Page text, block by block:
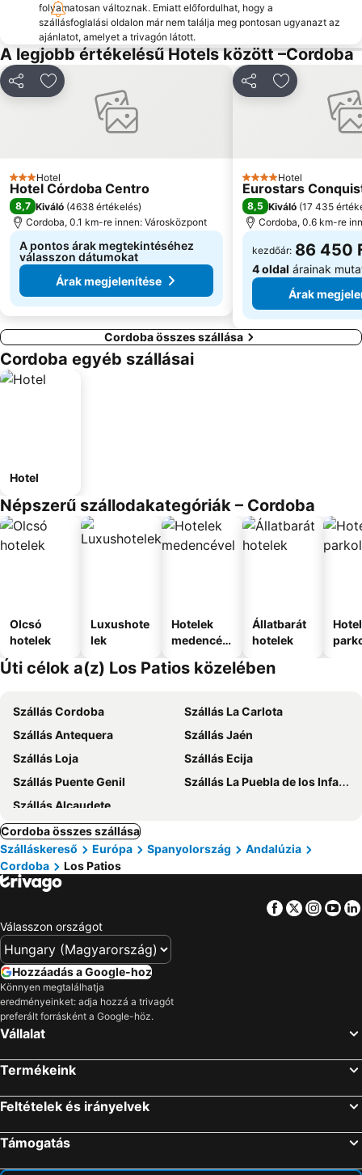
folyamatosan változnak. Emiatt előfordulhat, hogy a
szállásfoglalási oldalon már nem találja meg pontosan ugyanazt az
ajánlatot, amelyet a trivagón látott.
A legjobb értékelésű Hotels között –Cordoba
MegosztásHozzáadás a kedvencekhez
3 Kategória
Hotel
Hotel Córdoba Centro
8,7 Kiváló (4638 értékelés)
Cordoba, 0.1 km-re innen: Városközpont
A pontos árak megtekintéséhez
válasszon dátumokat
Árak megjelenítése
MegosztásHozzáadás
4 Kategória
Hotel
Eurostars
8,5 Kiváló (17 435
Cordoba, 0.6 km-re
kezdőár: 86 450
4 oldal árainak
Árak
Cordoba összes szállása
Cordoba egyéb szállásai
Hotel
Népszerű szállodakategóriák – Cordoba
Olcsó
hotelek
Luxushote
lek
Hotelek
medencév
Állatbarát
hotelek
Úti célok a(z) Los Patios közelében
Szállás Cordoba
Szállás La Carlota
Szállás Antequera
Szállás Jaén
Szállás Loja
Szállás Ecija
Szállás Puente Genil
Szállás La Puebla de los Infantes
Szállás Alcaudete
Cordoba összes szállása
Szálláskereső
Európa Spanyolország
Andalúzia
Cordoba
Los Patios
Facebook
Twitter
Válasszon országot
Hozzáadás a Google-hoz
Könnyen megtalálhatja
eredményeinket: adja hozzá a trivagót
preferált forrásként a Google-höz.
Vállalat
Termékeink
Feltételek és irányelvek
Támogatás